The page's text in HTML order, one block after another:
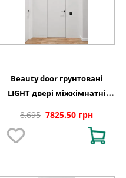
Beauty door грунтовані
LIGHT двері міжкімнатні
8,695 7825.50 грн